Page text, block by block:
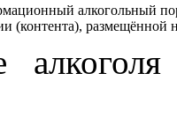
алкогольный
(контента), размещённой